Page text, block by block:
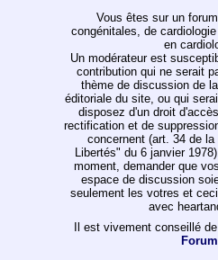
Vous êtes sur un
congénitales, de
en
Un modérateur est
contribution qui ne serait
thème de discussion de
éditoriale du site, ou qui
disposez d'un droit
rectification et de
concernent (art. 34 de
Libertés" du 6 janvier
moment, demander que
espace de discussion
seulement les votres et
avec
Il est vivement conseillé
Forum